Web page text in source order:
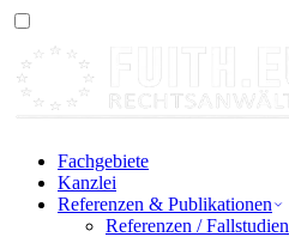
Fachgebiete
Kanzlei
Referenzen & Publikationen
Referenzen / Fallstudien